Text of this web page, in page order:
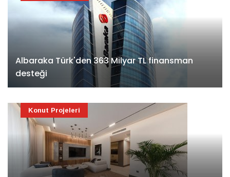
Albaraka Türk'den 363 Milyar TL finansman
desteği
Konut Projeleri